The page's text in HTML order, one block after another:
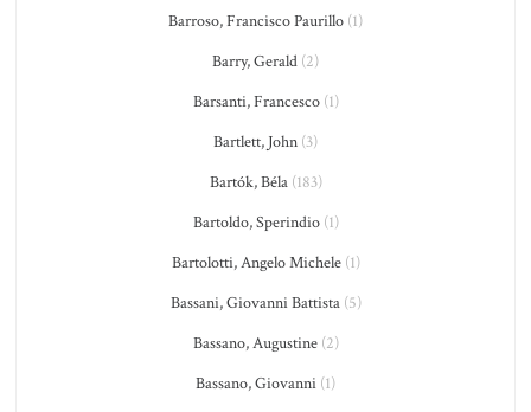
Barroso, Francisco Paurillo (1)
Barry, Gerald (2)
Barsanti, Francesco(1)
Bartlett, John (3)
Bartók, Béla(183)
Bartoldo, Sperindio(1)
Bartolotti, Angelo Michele(1)
Bassani, Giovanni Battista(5)
Bassano, Augustine(2)
Bassano, Giovanni (1)